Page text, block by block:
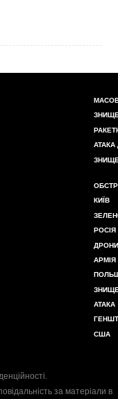
АТАКА
КИЇВ
РОСІЯ
ДРОНИ
АТАКА
США
.
за матеріали в